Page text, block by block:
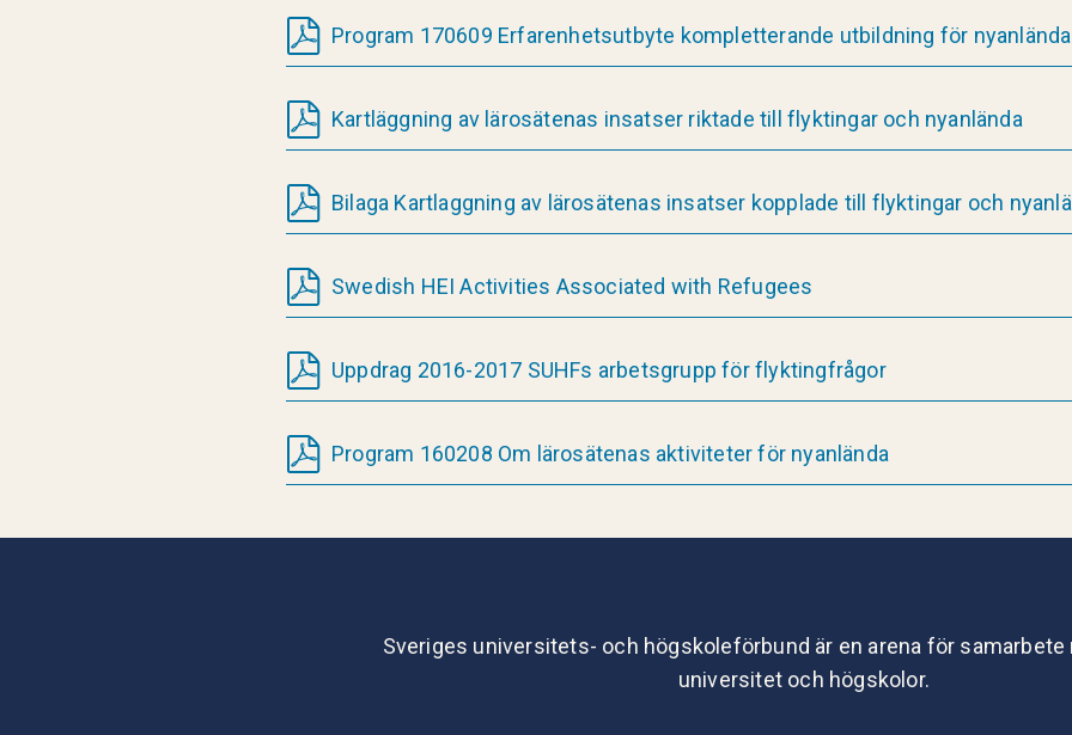
Program 170609 Erfarenhetsutbyte kompletterande utbildning för nyanlända
Kartläggning av lärosätenas insatser riktade till flyktingar och nyanlända
Bilaga Kartlaggning av lärosätenas insatser kopplade till flyktingar och
Swedish HEI Activities Associated with Refugees
Uppdrag 2016-2017 SUHFs arbetsgrupp för flyktingfrågor
Program 160208 Om lärosätenas aktiviteter för nyanlända
Sveriges universitets- och högskoleförbund är en arena för samarbete
universitet och högskolor.